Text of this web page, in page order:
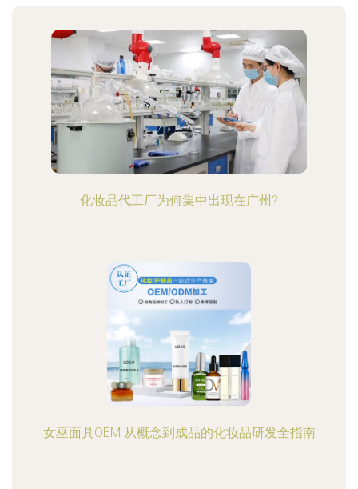
化妆品代工厂为何集中出现在广州?
女巫面具OEM 从概念到成品的化妆品研发全指南